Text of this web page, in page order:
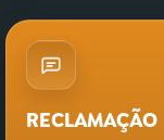
RECLAMAÇÃO